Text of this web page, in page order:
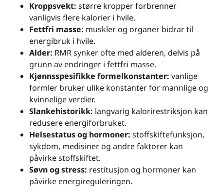
Kroppsvekt: større kropper forbrenner
vanligvis flere kalorier i hvile.
Fettfri masse: muskler og organer bidrar til
energibruk i hvile.
Alder: RMR synker ofte med alderen, delvis på
grunn av endringer i fettfri masse.
Kjønnsspesifikke formelkonstanter: vanlige
formler bruker ulike konstanter for mannlige og
kvinnelige verdier.
Slankehistorikk: langvarig kalorirestriksjon kan
redusere energiforbruket.
Helsestatus og hormoner: stoffskiftefunksjon,
sykdom, medisiner og andre faktorer kan
påvirke stoffskiftet.
Søvn og stress: restitusjon og hormoner kan
påvirke energireguleringen.